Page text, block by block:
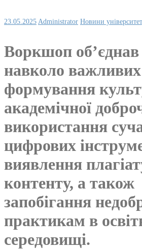
23.05.2025 Administrator Новини
Воркшоп об’єднав
навколо
формування
академічної
використання
цифрових
виявлення
контенту, а також
запобігання
практикам в
середовищі.